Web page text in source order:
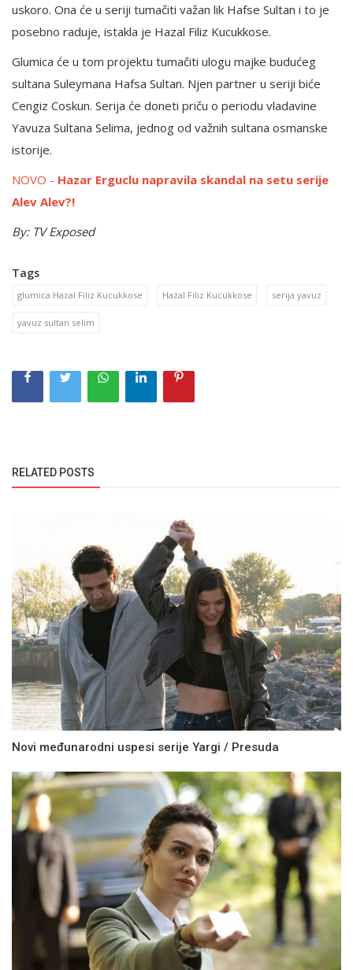
uskoro. Ona će u seriji tumačiti važan lik Hafse Sultan i to je
posebno raduje, istakla je Hazal Filiz Kucukkose.
Glumica će u tom projektu tumačiti ulogu majke budućeg
sultana Suleymana Hafsa Sultan. Njen partner u seriji biće
Cengiz Coskun. Serija će doneti priču o periodu vladavine
Yavuza Sultana Selima, jednog od važnih sultana osmanske
istorije.
NOVO - Hazar Erguclu napravila skandal na setu serije
Alev Alev?!
By: TV Exposed
Tags
glumica Hazal Filiz Kucukkose Hazal Filiz Kucukkose serija yavuz
yavuz sultan selim
RELATED POSTS
Novi međunarodni uspesi serije Yargi / Presuda